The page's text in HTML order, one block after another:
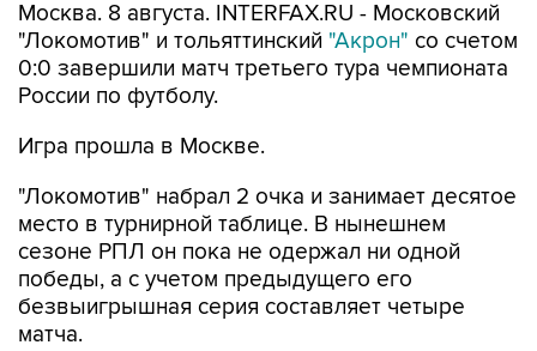
Москва. 8 августа. INTERFAX.RU - Московский
"Локомотив" и тольяттинский "Акрон" со счетом
0:0 завершили матч третьего тура чемпионата
России по футболу.
Игра прошла в Москве.
"Локомотив" набрал 2 очка и занимает десятое
место в турнирной таблице. В нынешнем
сезоне РПЛ он пока не одержал ни одной
победы, а с учетом предыдущего его
безвыигрышная серия составляет четыре
матча.